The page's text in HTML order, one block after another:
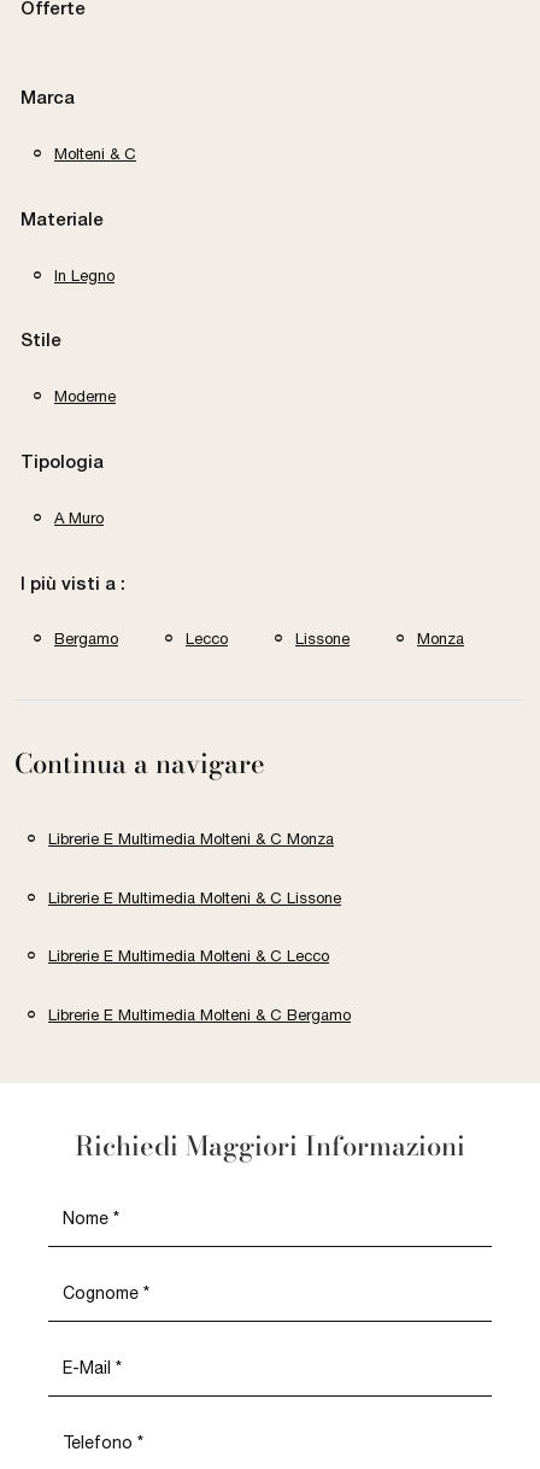
Offerte
Marca
Molteni & C
Materiale
In Legno
Stile
Moderne
Tipologia
A Muro
I più visti a :
Bergamo Lecco Lissone Monza
Continua a navigare
Librerie E Multimedia Molteni & C Monza
Librerie E Multimedia Molteni & C Lissone
Librerie E Multimedia Molteni & C Lecco
Librerie E Multimedia Molteni & C Bergamo
Richiedi Maggiori Informazioni